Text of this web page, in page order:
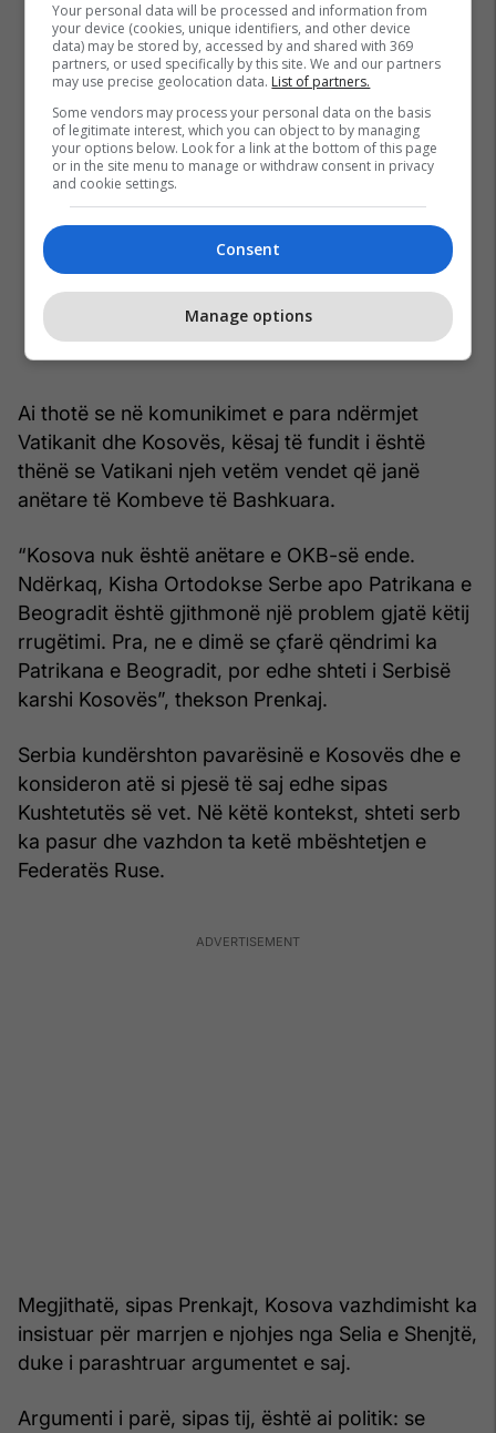
Ai thotë se në komunikimet e para ndërmjet
Vatikanit dhe Kosovës, kësaj të fundit i është
thënë se Vatikani njeh vetëm vendet që janë
anëtare të Kombeve të Bashkuara.
“Kosova nuk është anëtare e OKB-së ende.
Ndërkaq, Kisha Ortodokse Serbe apo Patrikana e
Beogradit është gjithmonë një problem gjatë këtij
rrugëtimi. Pra, ne e dimë se çfarë qëndrimi ka
Patrikana e Beogradit, por edhe shteti i Serbisë
karshi Kosovës”, thekson Prenkaj.
Serbia kundërshton pavarësinë e Kosovës dhe e
konsideron atë si pjesë të saj edhe sipas
Kushtetutës së vet. Në këtë kontekst, shteti serb
ka pasur dhe vazhdon ta ketë mbështetjen e
Federatës Ruse.
Megjithatë, sipas Prenkajt, Kosova vazhdimisht ka
insistuar për marrjen e njohjes nga Selia e Shenjtë,
duke i parashtruar argumentet e saj.
Argumenti i parë, sipas tij, është ai politik: se
Your personal data will be processed and information from
your device (cookies, unique identifiers, and other device
data) may be stored by, accessed by and shared with 369
partners, or used specifically by this site. We and our partners
may use precise geolocation data. List of partners.
Some vendors may process your personal data on the basis
of legitimate interest, which you can object to by managing
your options below. Look for a link at the bottom of this page
or in the site menu to manage or withdraw consent in privacy
and cookie settings.
Consent
Manage options